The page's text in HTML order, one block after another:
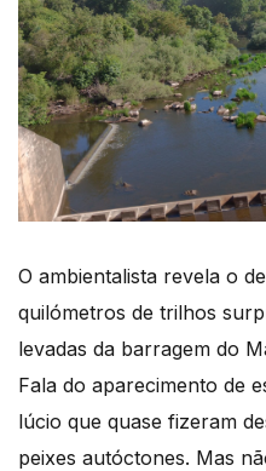
O ambientalista revela o
quilómetros de trilhos
levadas da barragem do
Fala do aparecimento de
lúcio que quase fizeram
peixes autóctones. Mas